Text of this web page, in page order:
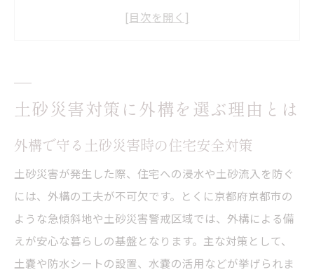
説
外構工事費に利用できる補助金制度の概要
土砂災害対策に外構を選ぶ理由とは
外構で守る土砂災害時の住宅安全対策
土砂災害が発生した際、住宅への浸水や土砂流入を防ぐ
には、外構の工夫が不可欠です。とくに京都府京都市の
ような急傾斜地や土砂災害警戒区域では、外構による備
えが安心な暮らしの基盤となります。主な対策として、
土嚢や防水シートの設置、水嚢の活用などが挙げられま